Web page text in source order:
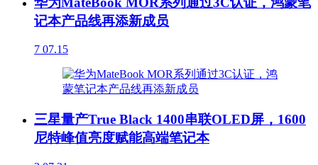
记本产品线再添新成员
7 07.15
三星量产True Black 1400串联OLED屏，1600
尼特峰值亮度赋能高端笔记本